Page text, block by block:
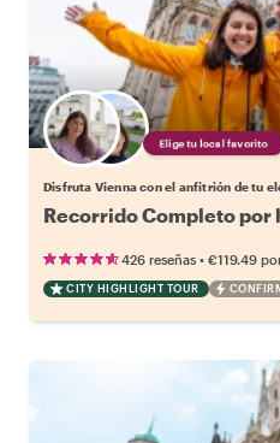
Elige tu local favorito
Disfruta Vienna con el anfitrión de tu
Recorrido Completo por
426 reseñas • €119.49
CITY HIGHLIGHT TOUR